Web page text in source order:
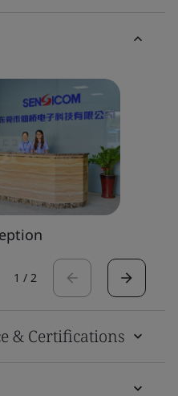
1 / 2
& Certifications